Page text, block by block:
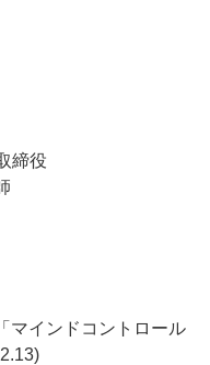
締役
マインドコントロール